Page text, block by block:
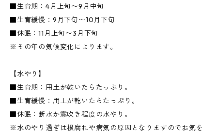
■生育期：4月上旬〜9月中旬
■生育緩慢：9月下旬〜10月下旬
■休眠：11月上旬〜3月下旬
※その年の気候変化によります。
【水やり】
■生育期：用土が乾いたらたっぷり。
■生育緩慢：用土が乾いたらたっぷり。
■休眠：断水か霧吹き程度の水やり。
※水のやり過ぎは根腐れや病気の原因となりますのでお気を